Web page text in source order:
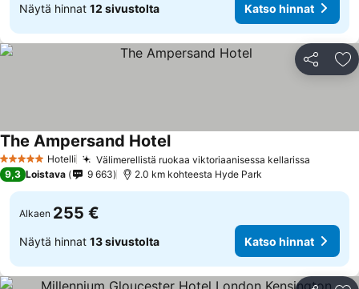
Näytä hinnat 12 sivustolta Katso hinnat
Jaa
5 Tähtiluokitus
Hotelli Välimerellistä ruokaa viktoriaanisessa kellarissa
The Ampersand HotelKatso hinnat
9,3 Loistava 9 663 2.0 km kohteesta Hyde Park
Alkaen 255 €
Näytä hinnat 13 sivustolta Katso hinnat